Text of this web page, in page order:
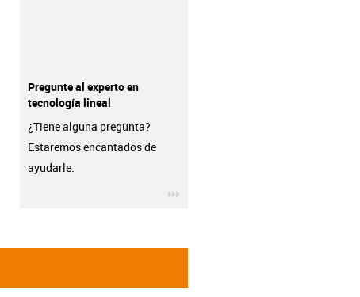
Pregunte al experto en
tecnología lineal
¿Tiene alguna pregunta?
Estaremos encantados de
ayudarle.